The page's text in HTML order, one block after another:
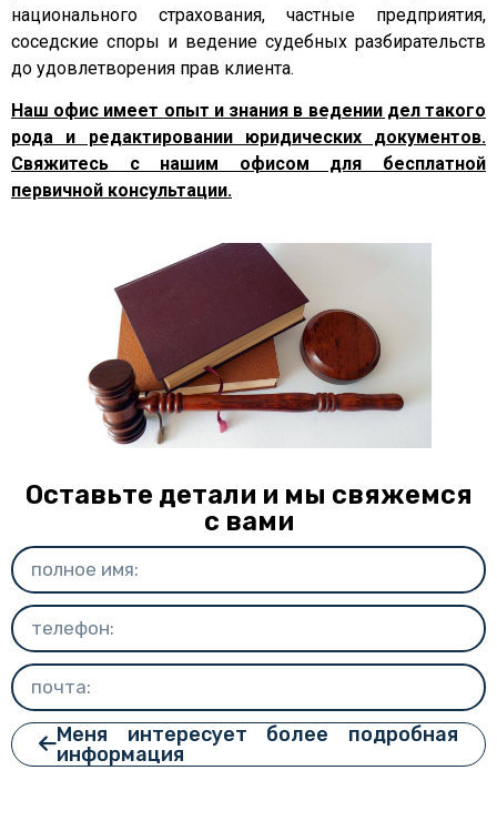
национального страхования, частные предприятия,
соседские споры и ведение судебных разбирательств
до удовлетворения прав клиента.
Наш офис имеет опыт и знания в ведении дел такого
рода и редактировании юридических документов.
Свяжитесь с нашим офисом для бесплатной
первичной консультации.
Оставьте детали и мы свяжемся
с вами
Меня интересует более подробная
информация